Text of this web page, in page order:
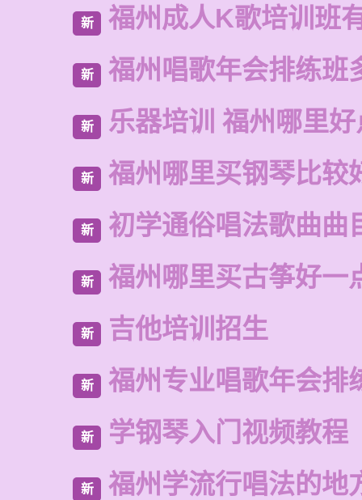
新 福州成人K歌培训班
新 福州唱歌年会排练班
新 乐器培训 福州哪里
新 福州哪里买钢琴比较
新 初学通俗唱法歌曲曲
新 福州哪里买古筝好一
新 吉他培训招生
新 福州专业唱歌年会排
新 学钢琴入门视频教程
新 福州学流行唱法的地